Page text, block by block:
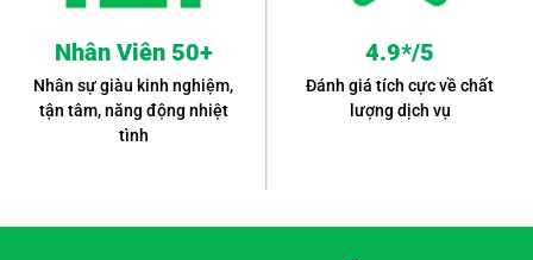
Nhân Viên 50+
Nhân sự giàu kinh nghiệm,
tận tâm, năng động nhiệt
tình
4.9*/5
Đánh giá tích cực về chất
lượng dịch vụ